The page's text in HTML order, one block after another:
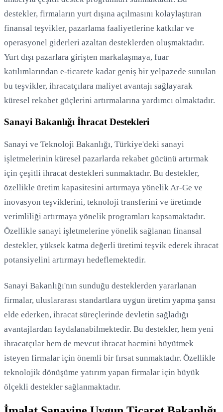
destekler, firmaların yurt dışına açılmasını kolaylaştıran
finansal teşvikler, pazarlama faaliyetlerine katkılar ve
operasyonel giderleri azaltan desteklerden oluşmaktadır.
Yurt dışı pazarlara girişten markalaşmaya, fuar
katılımlarından e-ticarete kadar geniş bir yelpazede sunulan
bu teşvikler, ihracatçılara maliyet avantajı sağlayarak
küresel rekabet güçlerini artırmalarına yardımcı olmaktadır.
Sanayi Bakanlığı İhracat Destekleri
Sanayi ve Teknoloji Bakanlığı, Türkiye'deki sanayi
işletmelerinin küresel pazarlarda rekabet gücünü artırmak
için çeşitli ihracat destekleri sunmaktadır. Bu destekler,
özellikle üretim kapasitesini artırmaya yönelik Ar-Ge ve
inovasyon teşviklerini, teknoloji transferini ve üretimde
verimliliği artırmaya yönelik programları kapsamaktadır.
Özellikle sanayi işletmelerine yönelik sağlanan finansal
destekler, yüksek katma değerli üretimi teşvik ederek ihracat
potansiyelini artırmayı hedeflemektedir.
Sanayi Bakanlığı'nın sunduğu desteklerden yararlanan
firmalar, uluslararası standartlara uygun üretim yapma şansı
elde ederken, ihracat süreçlerinde devletin sağladığı
avantajlardan faydalanabilmektedir. Bu destekler, hem yeni
ihracatçılar hem de mevcut ihracat hacmini büyütmek
isteyen firmalar için önemli bir fırsat sunmaktadır. Özellikle
teknolojik dönüşüme yatırım yapan firmalar için büyük
ölçekli destekler sağlanmaktadır.